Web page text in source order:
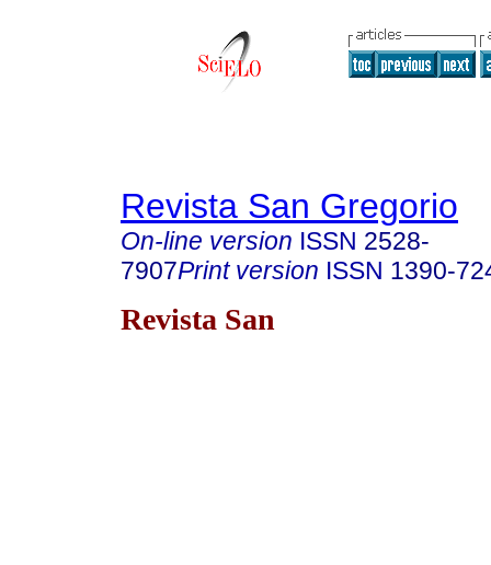
Revista San Gregorio
On-line version ISSN 2528-
7907Print version ISSN 1390-
Revista San